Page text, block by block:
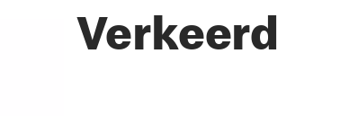
Verkeerd